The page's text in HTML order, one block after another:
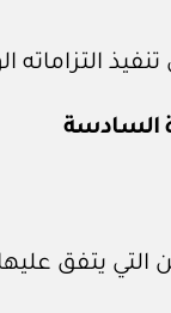
السادسة
التي يتفق